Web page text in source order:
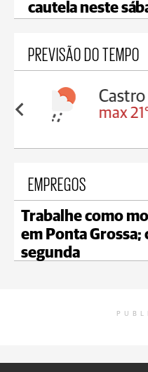
cautela neste
PREVISÃO DO TEMPO
18°C
EMPREGOS
Trabalhe como
em Ponta Grossa;
segunda